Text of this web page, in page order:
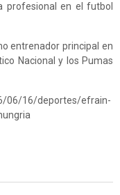
profesional en el futbol
entrenador principal en
Nacional y los Pumas
06/16/deportes/efrain-